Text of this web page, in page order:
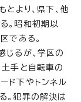
とより、県下、他
。昭和初期以
である。
じるが、学区の
土手と自転車の
ド下やトンネル
。犯罪の解決は